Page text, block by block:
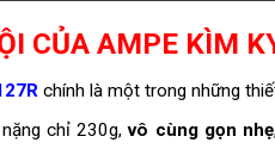
CỦA AMPE KÌM
chính là một trong những
chỉ 230g,vô cùng gọn nhẹ